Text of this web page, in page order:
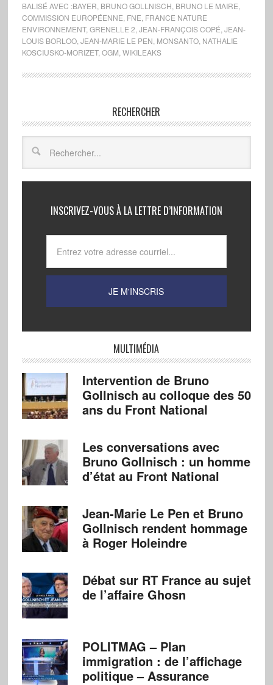
BALISÉ AVEC :BAYER BRUNO GOLLNISCH BRUNO LE MAIRE
COMMISSION EUROPÉENNE FNE FRANCE NATURE
ENVIRONNEMENT, GRENELLE 2 JEAN-FRANÇOIS COPÉ JEAN-
LOUIS BORLOO, JEAN-MARIE LE PEN MONSANTO, NATHALIE
KOSCIUSKO-MORIZET, OGM WIKILEAKS
RECHERCHER
INSCRIVEZ-VOUS À LA LETTRE D’INFORMATION
MULTIMÉDIA
Intervention de Bruno
Gollnisch au colloque des 50
ans du Front National
Les conversations avec
Bruno Gollnisch : un homme
d’état au Front National
Jean-Marie Le Pen et Bruno
Gollnisch rendent hommage
à Roger Holeindre
Débat sur RT France au sujet
de l’affaire Ghosn
POLITMAG – Plan
immigration : de l’affichage
politique – Assurance